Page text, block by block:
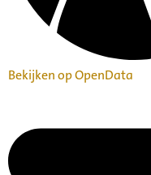
Bekijken op OpenData